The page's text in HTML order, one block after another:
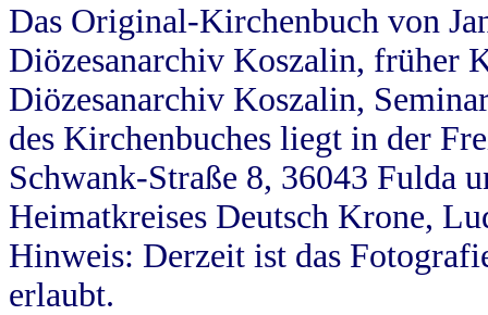
Das Original-Kirchenbuch von
Diözesanarchiv Koszalin, früher
Diözesanarchiv Koszalin,
des Kirchenbuches liegt in der
Schwank-Straße 8, 36043 Fulda
Heimatkreises Deutsch Krone,
Hinweis: Derzeit ist das
erlaubt.